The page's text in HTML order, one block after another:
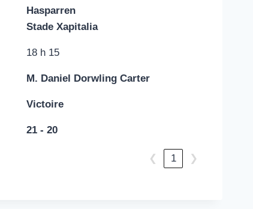
Hasparren
Stade Xapitalia
18 h 15
M. Daniel Dorwling Carter
Victoire
21 - 20
❮ 1 ❯